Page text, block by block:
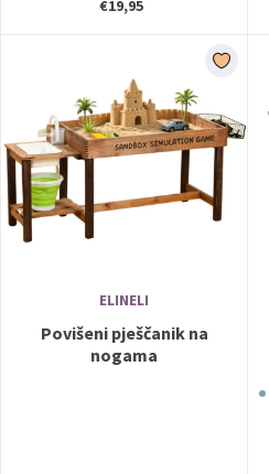
€19,95
ELINELI
Povišeni pješčanik na
nogama